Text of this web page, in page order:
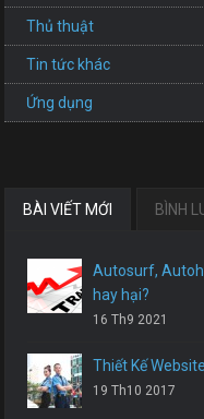
Thủ thuật
Tin tức khác
Ứng dụng
BÀI VIẾT MỚI BÌNH
Autosurf,
hay hại?
16 Th9 2021
Thiết Kế
19 Th10 2017